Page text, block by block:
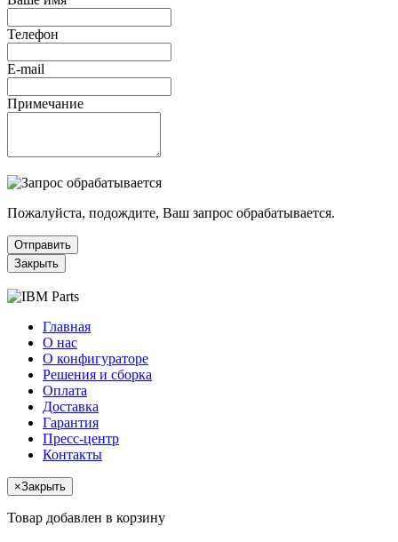
Телефон
E-mail
Примечание
Пожалуйста, подождите, Ваш запрос обрабатывается.
Отправить
Закрыть
Главная
О нас
О конфигураторе
Решения и сборка
Оплата
Доставка
Гарантия
Пресс-центр
Контакты
×Закрыть
Товар добавлен в корзину